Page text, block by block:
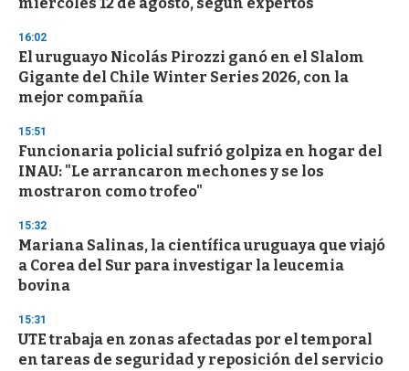
miércoles 12 de agosto, según expertos
16:02
El uruguayo Nicolás Pirozzi ganó en el Slalom
Gigante del Chile Winter Series 2026, con la
mejor compañía
15:51
Funcionaria policial sufrió golpiza en hogar del
INAU: "Le arrancaron mechones y se los
mostraron como trofeo"
15:32
Mariana Salinas, la científica uruguaya que viajó
a Corea del Sur para investigar la leucemia
bovina
15:31
UTE trabaja en zonas afectadas por el temporal
en tareas de seguridad y reposición del servicio